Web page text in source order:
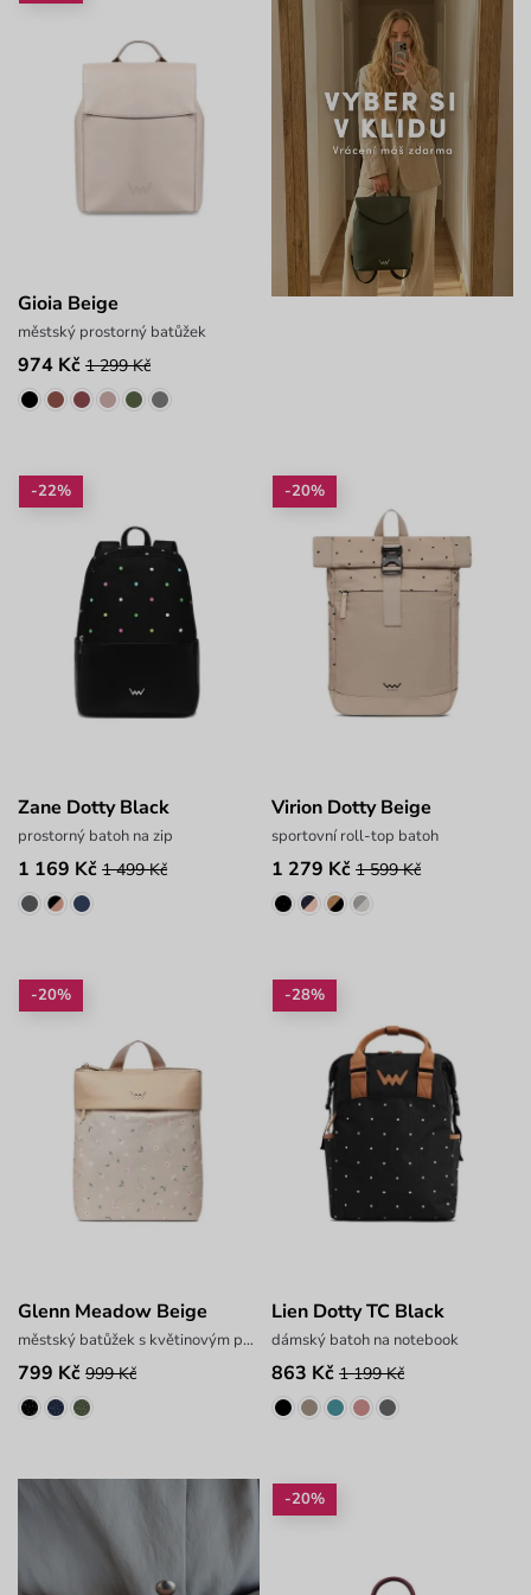
Gioia Beige
městský prostorný batůžek
974 Kč 1 299 Kč
-22%
Zane Dotty Black
prostorný batoh na zip
1 169 Kč 1 499 Kč
-20%
Virion Dotty Beige
sportovní roll-top batoh
1 279 Kč 1 599 Kč
-20%
Glenn Meadow Beige
městský batůžek s květinovým potiskem
799 Kč 999 Kč
-28%
Lien Dotty TC Black
dámský batoh na notebook
863 Kč 1 199 Kč
-20%